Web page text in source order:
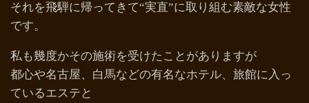
それを飛騨に帰ってきて“実直”に取り組む素敵な女性
です。
私も幾度かその施術を受けたことがありますが
都心や名古屋、白馬などの有名なホテル、旅館に入っ
ているエステと